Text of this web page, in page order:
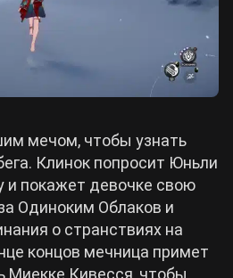
мечом, чтобы узнать
Клинок попросит Юньли
и покажет девочке свою
Одиноким Облаков и
о странствиях на
концов мечница примет